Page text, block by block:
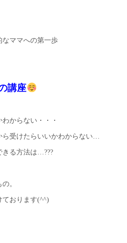
なママへの第一歩
講座
からない・・・
ら受けたらいいかわからない…
きる方法は…???
。
ております(^^)